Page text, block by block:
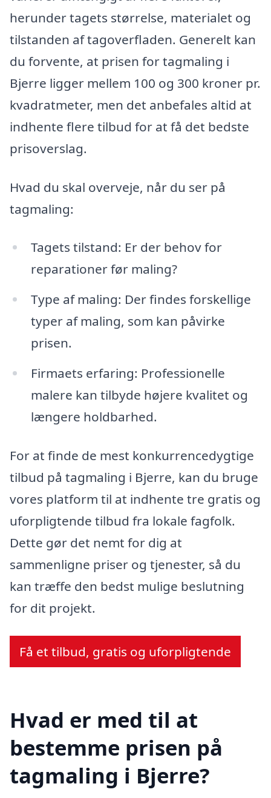
herunder tagets størrelse, materialet og
tilstanden af tagoverfladen. Generelt kan
du forvente, at prisen for tagmaling i
Bjerre ligger mellem 100 og 300 kroner pr.
kvadratmeter, men det anbefales altid at
indhente flere tilbud for at få det bedste
prisoverslag.
Hvad du skal overveje, når du ser på
tagmaling:
Tagets tilstand: Er der behov for
reparationer før maling?
Type af maling: Der findes forskellige
typer af maling, som kan påvirke
prisen.
Firmaets erfaring: Professionelle
malere kan tilbyde højere kvalitet og
længere holdbarhed.
For at finde de mest konkurrencedygtige
tilbud på tagmaling i Bjerre, kan du bruge
vores platform til at indhente tre gratis og
uforpligtende tilbud fra lokale fagfolk.
Dette gør det nemt for dig at
sammenligne priser og tjenester, så du
kan træffe den bedst mulige beslutning
for dit projekt.
Få et tilbud, gratis og uforpligtende
Hvad er med til at
bestemme prisen på
tagmaling i Bjerre?